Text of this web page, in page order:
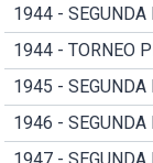
1944 - SEGUNDA
1944 - TORNEO
1945 - SEGUNDA
1946 - SEGUNDA